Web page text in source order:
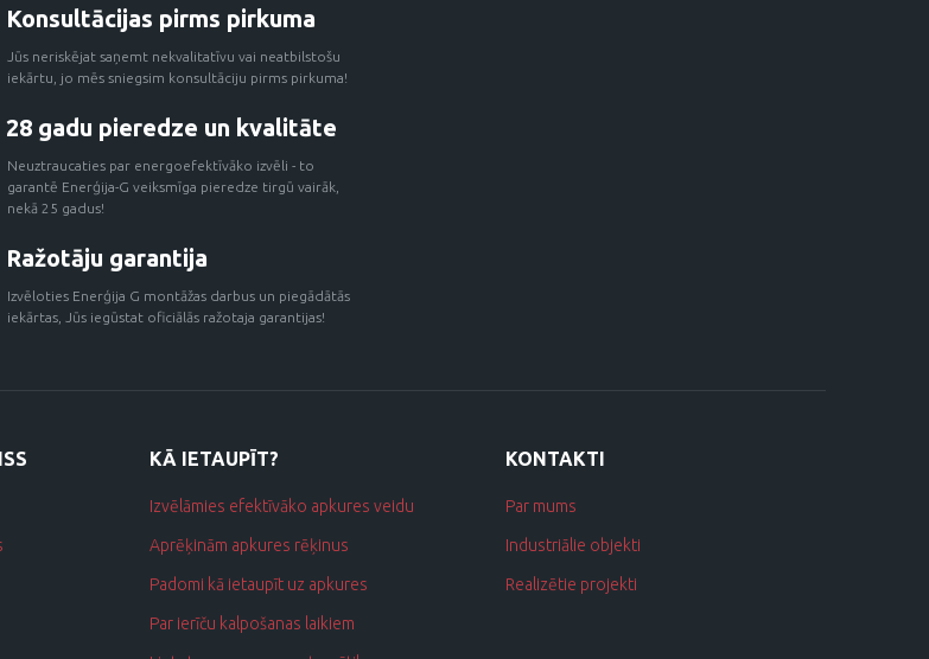
Konsultācijas pirms pirkuma
Jūs neriskējat saņemt nekvalitatīvu vai neatbilstošu
iekārtu, jo mēs sniegsim konsultāciju pirms pirkuma!
28 gadu pieredze un kvalitāte
Neuztraucaties par energoefektīvāko izvēli - to
garantē Enerģija-G veiksmīga pieredze tirgū vairāk,
nekā 25 gadus!
Ražotāju garantija
Izvēloties Enerģija G montāžas darbus un piegādātās
iekārtas, Jūs iegūstat oficiālās ražotaja garantijas!
KĀ IETAUPĪT?
Izvēlāmies efektīvāko apkures veidu
Aprēķinām apkures rēķinus
Padomi kā ietaupīt uz apkures
Par ierīču kalpošanas laikiem
KONTAKTI
Par mums
Industriālie objekti
Realizētie projekti